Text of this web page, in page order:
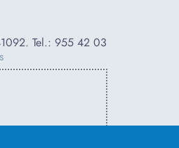
Tel.:955 42 03